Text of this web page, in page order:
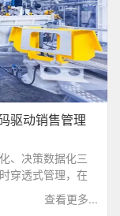
驱动销售管理
、决策数据化‌三
穿透式管理，在
业客户管理价值
查看更多...